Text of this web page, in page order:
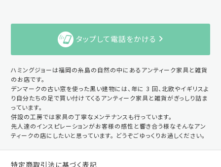
タップして電話をかける
ハミングジョーは福岡の糸島の自然の中にあるアンティーク家具と雑貨
のお店です。
デンマークの古い窓を使った黒い建物には、年に 3 回、北欧やイギリスよ
り自分たちの足で買い付けてくるアンティーク家具と雑貨がぎっしり詰ま
っています。
併設の工房では家具の丁寧なメンテナンスも行っています。
先人達のインスピレーションがお客様の感性と響き合う様なそんなアン
ティークの店にしたいと思っています。 どうぞごゆっくりお過しください。
特定商取引法に基づく表記